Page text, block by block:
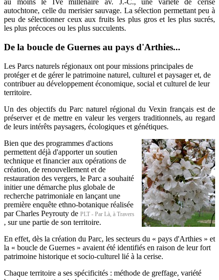
au moins le IVe millénaire av. J.-C., une variété de cerise
autochtone, celle du merisier sauvage. La sélection permettant peu à
peu de sélectionner ceux aux fruits les plus gros et les plus sucrés,
les plus précoces ou les plus succulents.
De la boucle de Guernes au pays d'Arthies...
Les Parcs naturels régionaux ont pour missions principales de
protéger et de gérer le patrimoine naturel, culturel et paysager et, de
contribuer au développement économique, social et culturel de leur
territoire.
Un des objectifs du Parc naturel régional du Vexin français est de
préserver et de mettre en valeur les vergers traditionnels, au regard
de leurs intérêts paysagers, écologiques et génétiques.
Bien que des programmes d'actions
permettent déjà d'apporter un soutien
technique et financier aux opérations de
création, de renouvellement et de
restauration des vergers, le Parc a souhaité
initier une démarche plus globale de
recherche patrimoniale en lançant une
première enquête ethno-botanique réalisée
par Charles Peyrouty de PLT - Par Là, à Travers
, sur une partie de son territoire.
En effet, dès la création du Parc, les secteurs du « pays d'Arthies » et
la « boucle de Guernes » avaient été identifiés en raison de leur fort
patrimoine historique et socio-culturel lié à la cerise.
Chaque territoire a ses spécificités : méthode de greffage, variété